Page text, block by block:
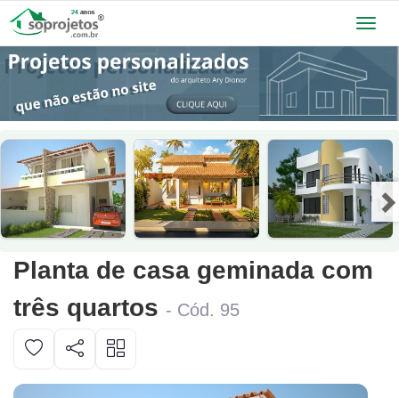
Planta de casa geminada com
três quartos - Cód. 95